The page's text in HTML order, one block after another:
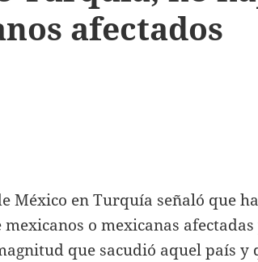
afectados
México en Turquía señaló que
o mexicanas
que sacudió aquel país y